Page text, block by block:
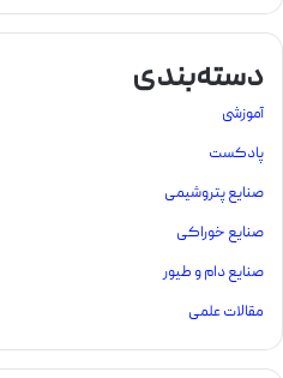
دسته‌بندی
آموزشی
پادکست
صنایع پتروشیمی
صنایع خوراکی
صنایع دام و طیور
مقالات علمی